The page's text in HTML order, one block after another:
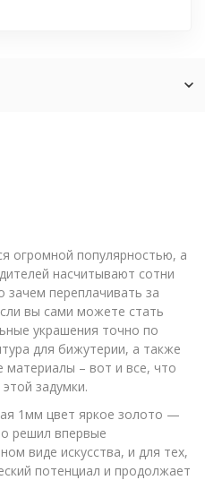
огромной популярностью, а
насчитывают сотни
зачем переплачивать за
вы сами можете стать
украшения точно по
для бижутерии, а также
материалы – вот и все, что
задумки.
1мм цвет яркое золото —
решил впервые
виде искусства, и для тех,
потенциал и продолжает